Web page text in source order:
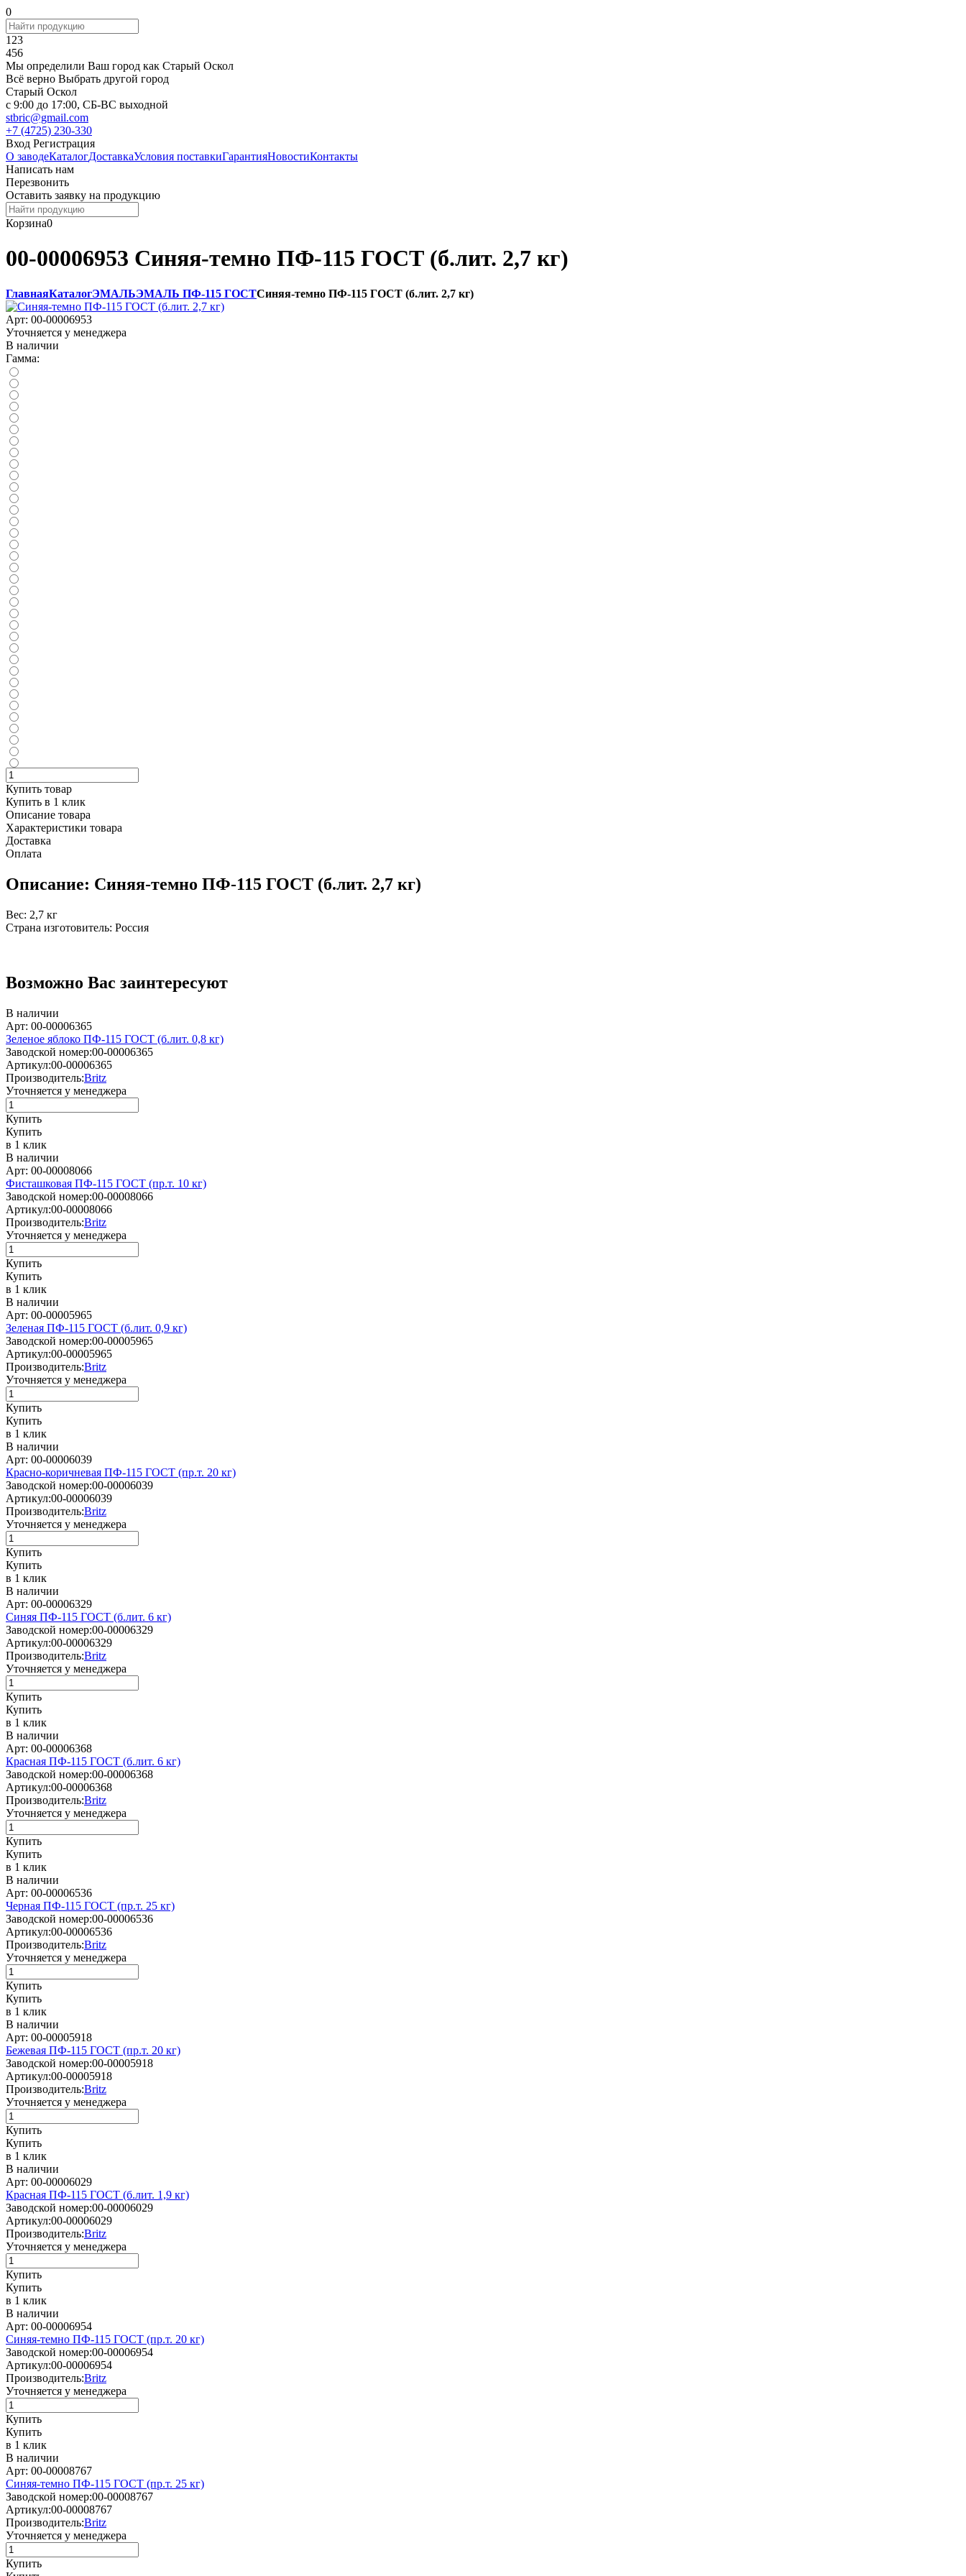
0
123
456
Мы определили Ваш город как Старый Оскол
Всё верно Выбрать другой город
Старый Оскол
c 9:00 до 17:00, СБ-ВС выходной
stbric@gmail.com
+7 (4725) 230-330
Вход Регистрация
О заводеКаталогДоставкаУсловия поставкиГарантияНовостиКонтакты
Написать нам
Перезвонить
Оставить заявку на продукцию
Корзина0
00-00006953 Синяя-темно ПФ-115 ГОСТ (б.лит. 2,7 кг)
ГлавнаяКаталогЭМАЛЬЭМАЛЬ ПФ-115 ГОСТСиняя-темно ПФ-115 ГОСТ (б.лит. 2,7 кг)
Арт: 00-00006953
Уточняется у менеджера
В наличии
Гамма:
Купить товар
Купить в 1 клик
Описание товара
Характеристики товара
Доставка
Оплата
Описание: Синяя-темно ПФ-115 ГОСТ (б.лит. 2,7 кг)
Вес: 2,7 кг
Страна изготовитель: Россия
Возможно Вас заинтересуют
В наличии
Арт: 00-00006365
Зеленое яблоко ПФ-115 ГОСТ (б.лит. 0,8 кг)
Заводской номер:00-00006365
Артикул:00-00006365
Производитель:Britz
Уточняется у менеджера
Купить
Купить
в 1 клик
В наличии
Арт: 00-00008066
Фисташковая ПФ-115 ГОСТ (пр.т. 10 кг)
Заводской номер:00-00008066
Артикул:00-00008066
Производитель:Britz
Уточняется у менеджера
Купить
Купить
в 1 клик
В наличии
Арт: 00-00005965
Зеленая ПФ-115 ГОСТ (б.лит. 0,9 кг)
Заводской номер:00-00005965
Артикул:00-00005965
Производитель:Britz
Уточняется у менеджера
Купить
Купить
в 1 клик
В наличии
Арт: 00-00006039
Красно-коричневая ПФ-115 ГОСТ (пр.т. 20 кг)
Заводской номер:00-00006039
Артикул:00-00006039
Производитель:Britz
Уточняется у менеджера
Купить
Купить
в 1 клик
В наличии
Арт: 00-00006329
Синяя ПФ-115 ГОСТ (б.лит. 6 кг)
Заводской номер:00-00006329
Артикул:00-00006329
Производитель:Britz
Уточняется у менеджера
Купить
Купить
в 1 клик
В наличии
Арт: 00-00006368
Красная ПФ-115 ГОСТ (б.лит. 6 кг)
Заводской номер:00-00006368
Артикул:00-00006368
Производитель:Britz
Уточняется у менеджера
Купить
Купить
в 1 клик
В наличии
Арт: 00-00006536
Черная ПФ-115 ГОСТ (пр.т. 25 кг)
Заводской номер:00-00006536
Артикул:00-00006536
Производитель:Britz
Уточняется у менеджера
Купить
Купить
в 1 клик
В наличии
Арт: 00-00005918
Бежевая ПФ-115 ГОСТ (пр.т. 20 кг)
Заводской номер:00-00005918
Артикул:00-00005918
Производитель:Britz
Уточняется у менеджера
Купить
Купить
в 1 клик
В наличии
Арт: 00-00006029
Красная ПФ-115 ГОСТ (б.лит. 1,9 кг)
Заводской номер:00-00006029
Артикул:00-00006029
Производитель:Britz
Уточняется у менеджера
Купить
Купить
в 1 клик
В наличии
Арт: 00-00006954
Синяя-темно ПФ-115 ГОСТ (пр.т. 20 кг)
Заводской номер:00-00006954
Артикул:00-00006954
Производитель:Britz
Уточняется у менеджера
Купить
Купить
в 1 клик
В наличии
Арт: 00-00008767
Синяя-темно ПФ-115 ГОСТ (пр.т. 25 кг)
Заводской номер:00-00008767
Артикул:00-00008767
Производитель:Britz
Уточняется у менеджера
Купить